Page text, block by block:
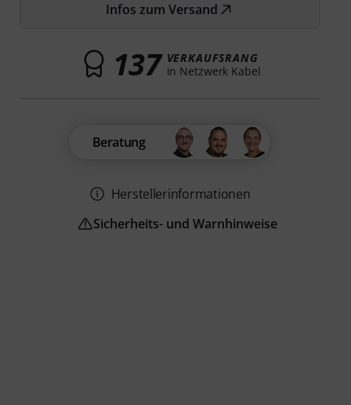
Infos zum Versand
137 VERKAUFSRANG
in Netzwerk Kabel
Beratung
Herstellerinformationen
Sicherheits- und Warnhinweise